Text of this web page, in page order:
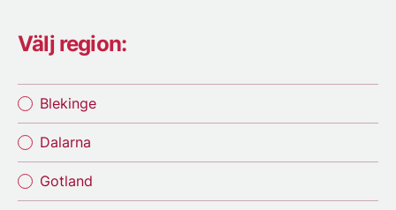
Välj region:
Blekinge
Dalarna
Gotland